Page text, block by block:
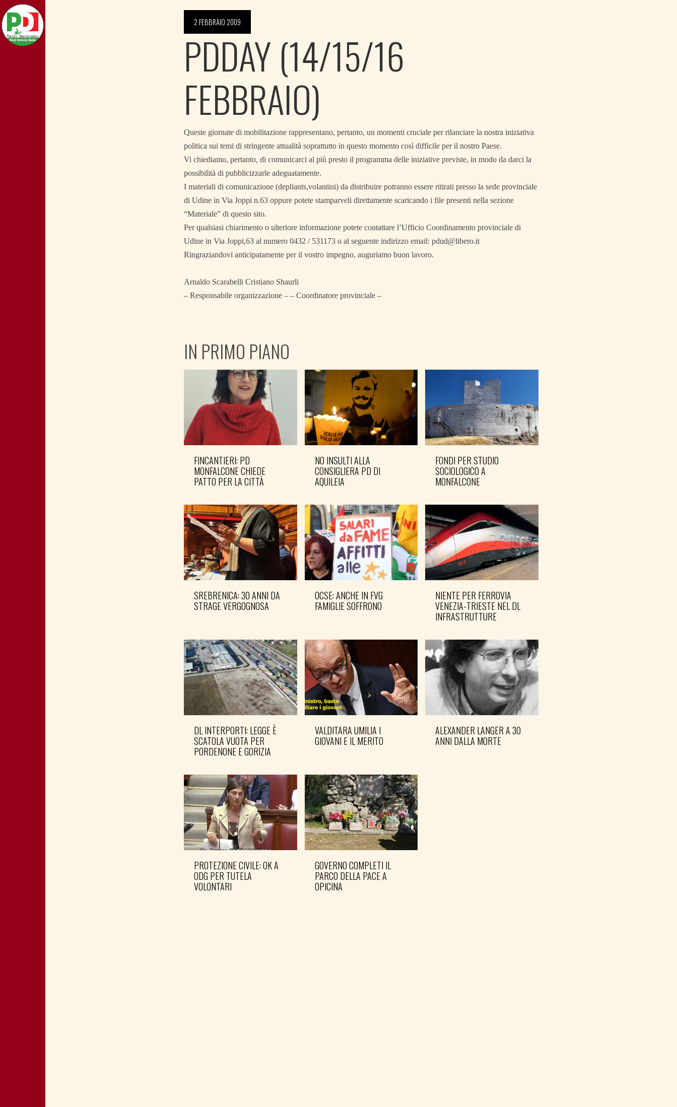
2 FEBBRAIO 2009
PDDAY (14/15/16
FEBBRAIO)
Queste giornate di mobilitazione rappresentano, pertanto, un momenti cruciale per rilanciare la nostra iniziativa
politica sui temi di stringente attualità soprattutto in questo momento così difficile per il nostro Paese.
Vi chiediamo, pertanto, di comunicarci al più presto il programma delle iniziative previste, in modo da darci la
possibilità di pubblicizzarle adeguatamente.
I materiali di comunicazione (depliants,volantini) da distribuire potranno essere ritirati presso la sede provinciale
di Udine in Via Joppi n.63 oppure potete stamparveli direttamente scaricando i file presenti nella sezione
“Materiale” di questo sito.
Per qualsiasi chiarimento o ulteriore informazione potete contattare l’Ufficio Coordinamento provinciale di
Udine in Via Joppi,63 al numero 0432 / 531173 o al seguente indirizzo email: pdud@libero.it
Ringraziandovi anticipatamente per il vostro impegno, auguriamo buon lavoro.
Arnaldo Scarabelli Cristiano Shaurli
– Responsabile organizzazione – – Coordinatore provinciale –
IN PRIMO PIANO
FINCANTIERI: PD
MONFALCONE CHIEDE
PATTO PER LA CITTÀ
NO INSULTI ALLA
CONSIGLIERA PD DI
AQUILEIA
FONDI PER STUDIO
SOCIOLOGICO A
MONFALCONE
SREBRENICA: 30 ANNI DA
STRAGE VERGOGNOSA
OCSE: ANCHE IN FVG
FAMIGLIE SOFFRONO
NIENTE PER FERROVIA
VENEZIA-TRIESTE NEL DL
INFRASTRUTTURE
DL INTERPORTI: LEGGE È
SCATOLA VUOTA PER
PORDENONE E GORIZIA
VALDITARA UMILIA I
GIOVANI E IL MERITO
ALEXANDER LANGER A 30
ANNI DALLA MORTE
PROTEZIONE CIVILE: OK A
ODG PER TUTELA
VOLONTARI
GOVERNO COMPLETI IL
PARCO DELLA PACE A
OPICINA